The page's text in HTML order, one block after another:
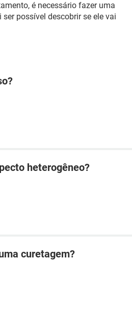
é necessário fazer uma
possível descobrir se ele vai
heterogêneo?
curetagem?